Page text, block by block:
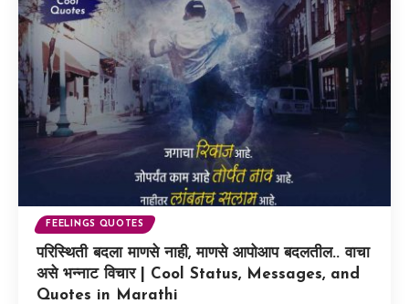
FEELINGS QUOTES
परिस्थिती बदला माणसे नाही, माणसे आपोआप बदलतील.. वाचा
असे भन्नाट विचार | Cool Status, Messages, and
Quotes in Marathi